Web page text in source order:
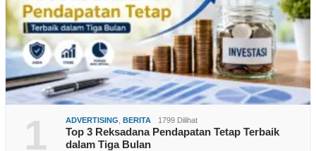
1 ADVERTISING BERITA 1799 Dilihat
Top 3 Reksadana Pendapatan Tetap Terbaik
dalam Tiga Bulan